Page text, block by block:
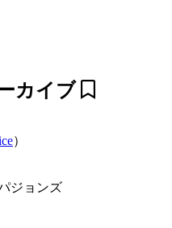
カイブ
）